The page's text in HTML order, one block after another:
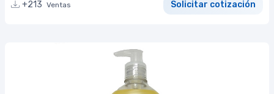
+213 Ventas Solicitar cotización